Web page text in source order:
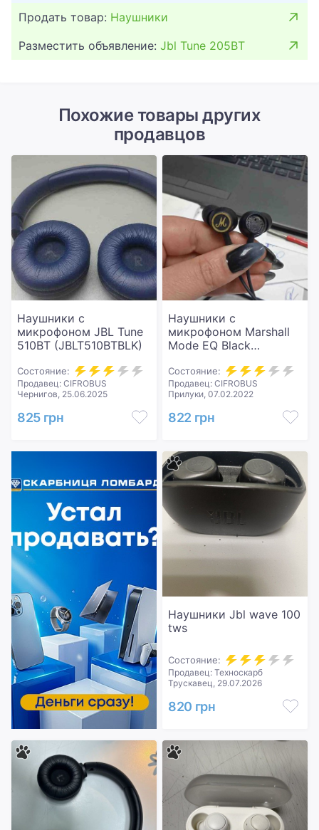
Продать товар: Наушники
Разместить объявление: Jbl Tune 205BT
Похожие товары других
продавцов
Наушники с
микрофоном JBL Tune
510BT (JBLT510BTBLK)
Состояние:
Продавец: CIFROBUS
Чернигов, 25.06.2025
825 грн
Наушники с
микрофоном Marshall
Mode EQ Black
Состояние:
Продавец: CIFROBUS
Прилуки, 07.02.2022
822 грн
Наушники Jbl wave 100
tws
Состояние:
Продавец: Техноскарб
Трускавец, 29.07.2026
820 грн